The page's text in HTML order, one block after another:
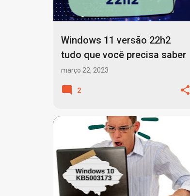
a
Windows 11 versão 22h2
tudo que você precisa saber
março 22, 2023
2
ATUALIZAÇÕES AUTOMÁTICAS